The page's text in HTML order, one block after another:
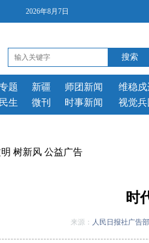
2026年8月7日
题 新疆
师团新闻
民生
微刊 时事新闻
维稳戍
视觉兵
树新风 公益广告
时
来源： 人民日报社广告部